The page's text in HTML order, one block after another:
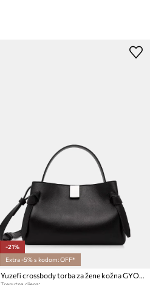
-21%
Extra -5% s kodom: OFF*
Yuzefi crossbody torba za žene kožna GYOZA MINI